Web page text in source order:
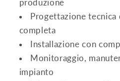
produzione
Progettazione tecnica
completa
Installazione con
Monitoraggio,
impianto